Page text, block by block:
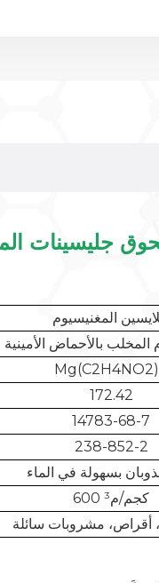
جليسينات
المغنيسيوم
المخلب بالأحماض الأمينية
172.42
14783-68-7
238-852-2
بسهولة في الماء
600 كجم/م³
أقراص، مشروبات سائلة